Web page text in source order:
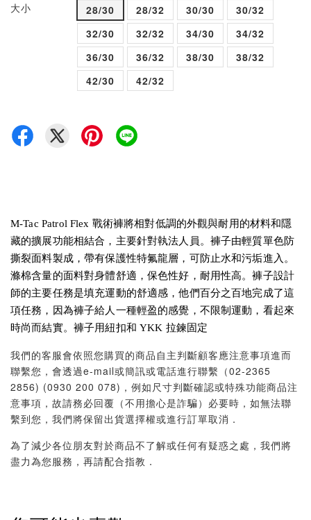
大小 28/30 28/32 30/30
30/32
32/30
32/32 34/30
34/32
36/30
36/32 38/30
38/32
42/30
42/32
M-Tac Patrol Flex 戰術褲將相對低調的外觀與耐用的材料和隱
藏的擴展功能相結合，主要針對執法人員。褲子由輕質單色防
撕裂面料製成，帶有保護性特氟龍層，可防止水和污垢進入。
滌棉含量的面料對身體舒適，保色性好，耐用性高。褲子設計
師的主要任務是填充運動的舒適感，他們百分之百地完成了這
項任務，因為褲子給人一種輕盈的感覺，不限制運動，看起來
時尚而結實。褲子用紐扣和 YKK 拉鍊固定
我們的客服會依照您購買的商品自主判斷顧客應注意事項進而
聯繫您，會透過e-mail或簡訊或電話進行聯繫（02-2365
2856) (0930 200 078)，例如尺寸判斷確認或特殊功能商品注
意事項，故請務必回覆（不用擔心是詐騙）必要時，如無法聯
繫到您，我們將保留出貨選擇權或進行訂單取消．
為了減少各位朋友對於商品不了解或任何有疑惑之處，我們將
盡力為您服務，再請配合指教．